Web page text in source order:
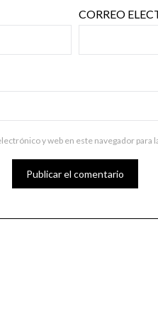
CORREO
y web en este navegador para